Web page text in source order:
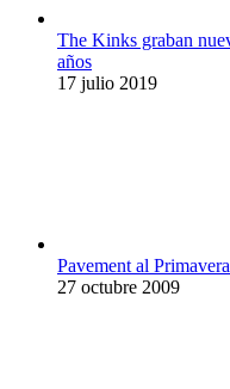
The Kinks graban
años
17 julio 2019
Pavement al
27 octubre 2009